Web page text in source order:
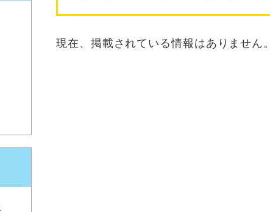
現在、掲載されている情報はありません。